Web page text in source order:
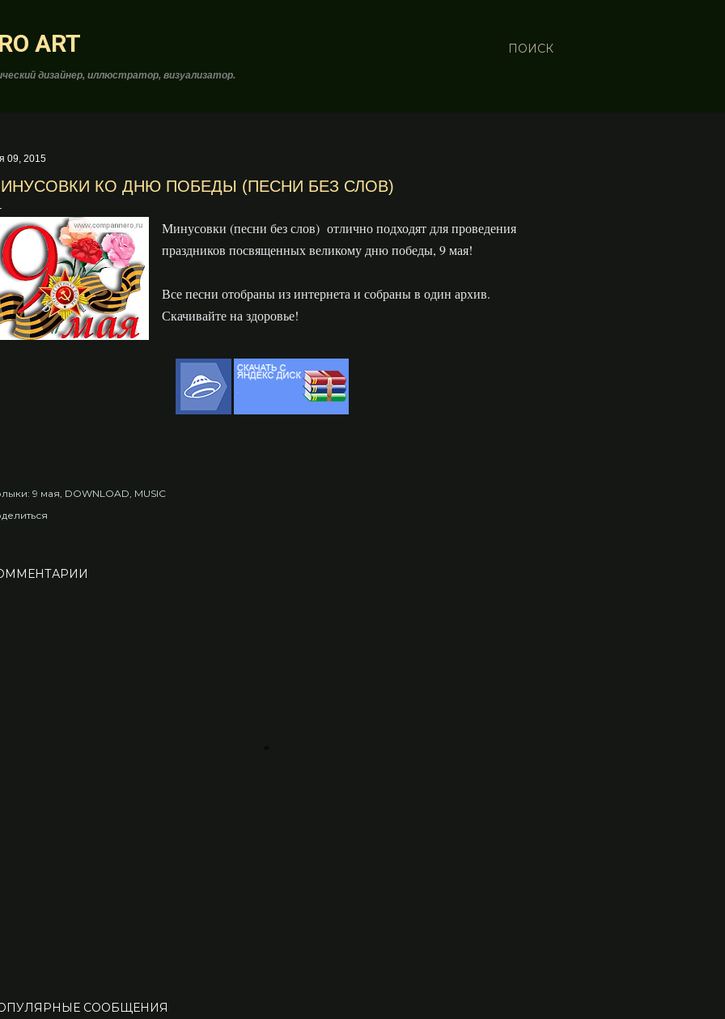
ПОИСК
ART
дизайнер, иллюстратор, визуализатор.
09, 2015
КО ДНЮ ПОБЕДЫ (ПЕСНИ БЕЗ СЛОВ)
Минусовки (песни без слов) отлично подходят для проведения
праздников посвященных великому дню победы, 9 мая!
Все песни отобраны из интернета и собраны в один архив.
Скачивайте на здоровье!
9 мая DOWNLOAD MUSIC
СООБЩЕНИЯ